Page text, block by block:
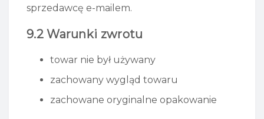
sprzedawcę e-mailem.
9.2 Warunki zwrotu
towar nie był używany
zachowany wygląd towaru
zachowane oryginalne opakowanie